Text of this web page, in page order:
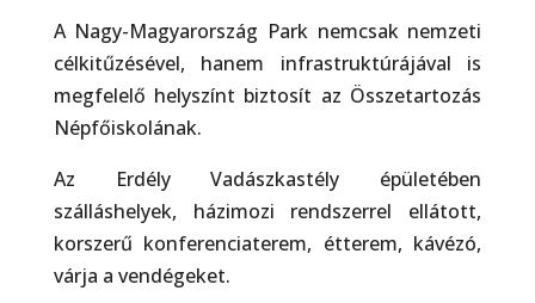
A Nagy-Magyarország Park nemcsak nemzeti
célkitűzésével, hanem infrastruktúrájával is
megfelelő helyszínt biztosít az Összetartozás
Népfőiskolának.
Az Erdély Vadászkastély épületében
szálláshelyek, házimozi rendszerrel ellátott,
korszerű konferenciaterem, étterem, kávézó,
várja a vendégeket.